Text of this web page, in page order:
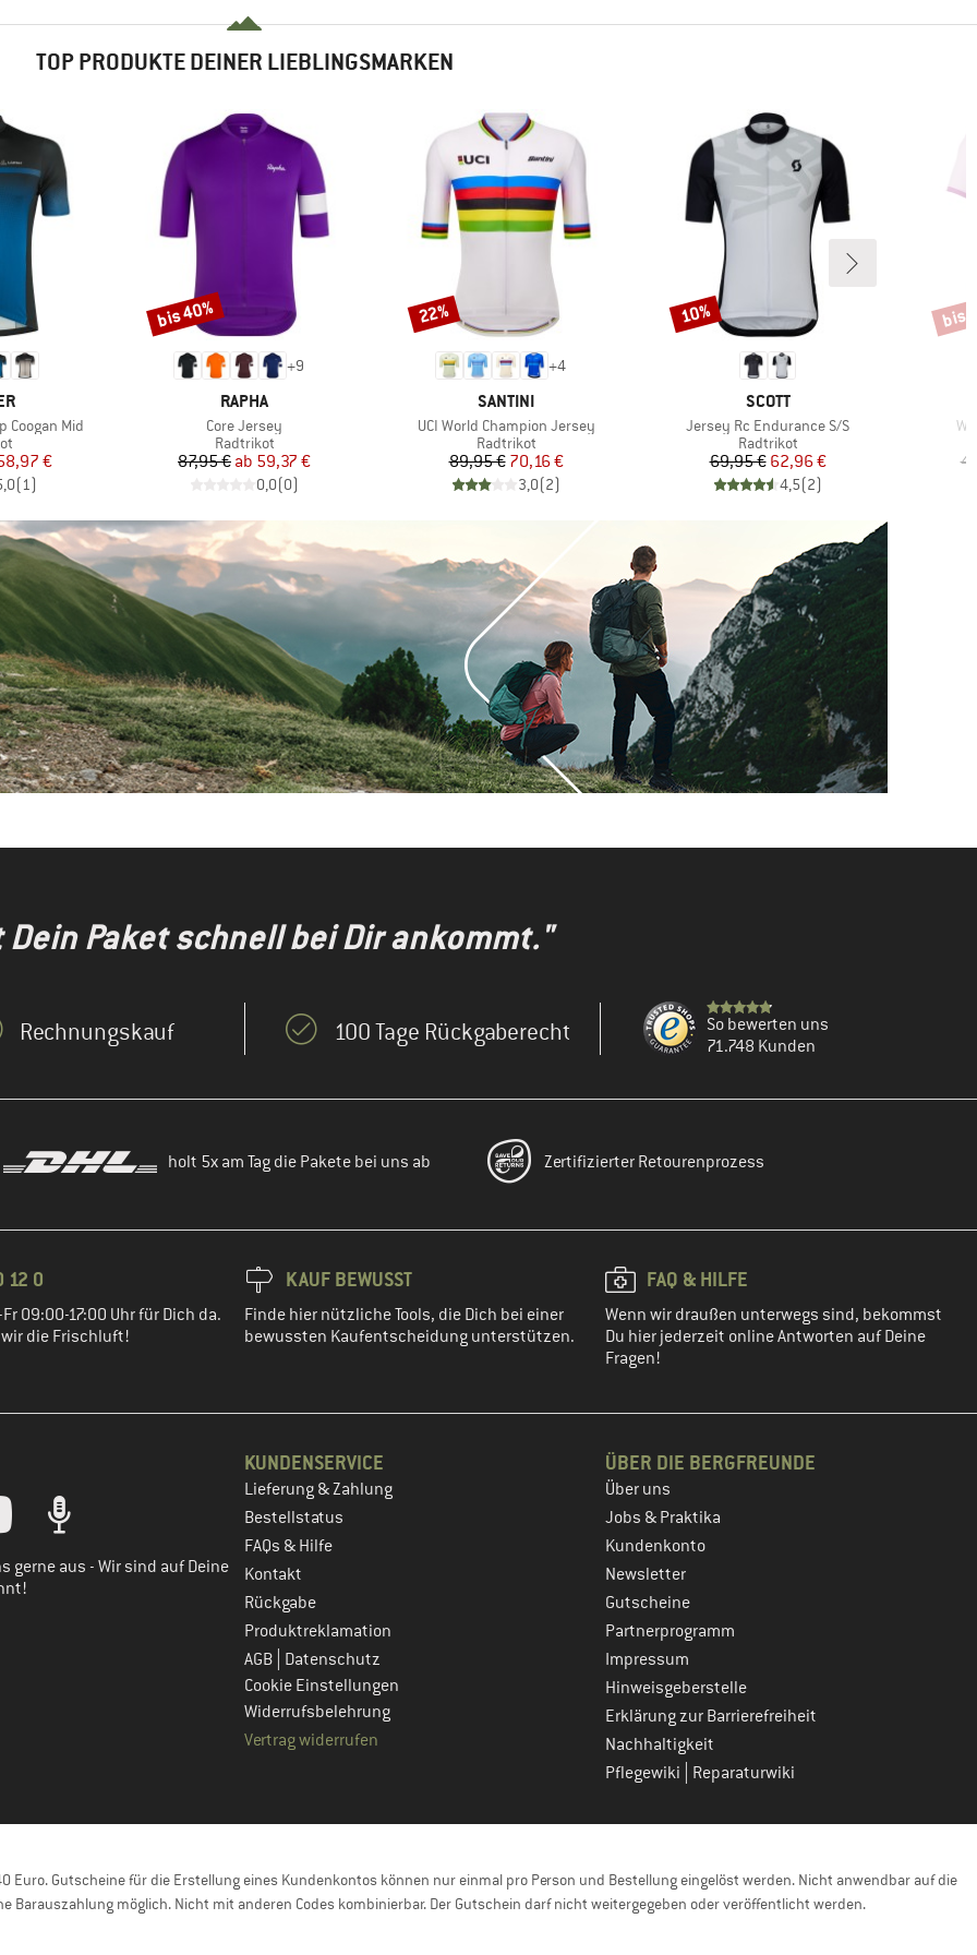
TOP PRODUKTE DEINER LIEBLINGSMARKEN
Coogan Mid
Preis
€
(1)
+9
MARKE
RAPHA
Artikel
Core Jersey
Produktgruppe
Radtrikot
Preis
87,95 € reduzierter Preis
ab 59,37 €
0,0(0)
Rabatt
bis 40%
+4
MARKE
SANTINI
Artikel
UCI World Champion Jersey
Produktgruppe
Radtrikot
Preis
89,95 €reduzierter Preis
70,16 €
3,0(2)
Rabatt
22%
MARKE
SCOTT
Artikel
Jersey Rc Endurance S/S
Produktgruppe
Radtrikot
Preis
69,95 €reduzierter Preis
62,96 €
4,5(2)
Rabatt
10% bis
Paket schnell bei Dir ankommt."
Rechnungskauf 100 Tage Rückgaberecht
So bewerten uns
71.748 Kunden
holt 5x am Tag die Pakete bei uns ab Zertifizierter Retourenprozess
12 0
09:00-17:00 Uhr für Dich da.
die Frischluft!
KAUF BEWUSST
Finde hier nützliche Tools, die Dich bei einer
bewussten Kaufentscheidung unterstützen.
FAQ & HILFE
Wenn wir draußen unterwegs sind, bekommst
Du hier jederzeit online Antworten auf Deine
Fragen!
Kundenkonto
gerne aus - Wir sind auf Deine
KUNDENSERVICE
Lieferung & Zahlung
Bestellstatus
FAQs & Hilfe
Kontakt
Rückgabe
Produktreklamation
AGB Datenschutz
Cookie Einstellungen
Widerrufsbelehrung
Vertrag widerrufen
ÜBER DIE BERGFREUNDE
Über uns
Jobs & Praktika
Kundenkonto
Newsletter
Gutscheine
Partnerprogramm
Impressum
Hinweisgeberstelle
Erklärung zur Barrierefreiheit
Nachhaltigkeit
Pflegewiki
Reparaturwiki
Gutscheine für die Erstellung eines Kundenkontos können nur einmal pro Person und Bestellung eingelöst werden. Nicht anwendbar auf die
Barauszahlung möglich. Nicht mit anderen Codes kombinierbar. Der Gutschein darf nicht weitergegeben oder veröffentlicht werden.